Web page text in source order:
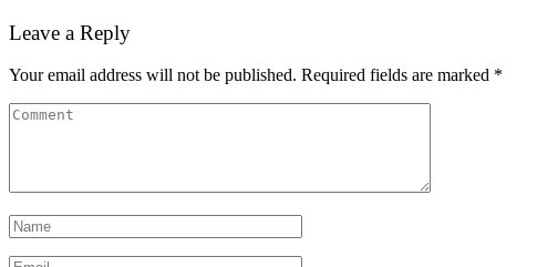
Leave a Reply
Your email address will not be published. Required fields are marked *